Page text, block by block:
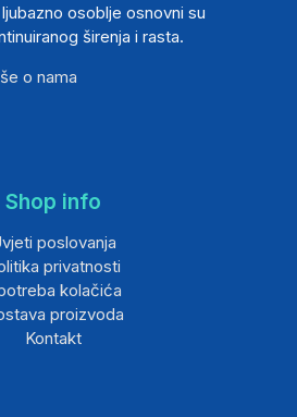
osoblje osnovni su
širenja i rasta.
o nama
Shop info
poslovanja
privatnosti
kolačića
proizvoda
Kontakt